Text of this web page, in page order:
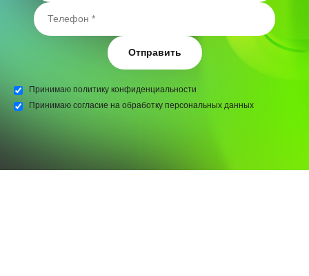
Отправить
Принимаю политику конфиденциальности
Принимаю согласие на обработку персональных данных